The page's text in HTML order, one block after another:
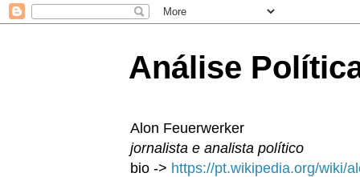
Análise
Alon Feuerwerker
jornalista e analista político
bio -> https://pt.wikipedia.org/wiki/